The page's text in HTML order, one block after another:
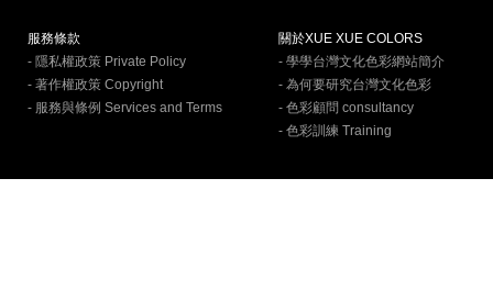
服務條款
- 隱私權政策 Private Policy
- 著作權政策 Copyright
- 服務與條例 Services and Terms
關於XUE XUE COLORS
- 學學台灣文化色彩網站簡介
- 為何要研究台灣文化色彩
- 色彩顧問 consultancy
- 色彩訓練 Training